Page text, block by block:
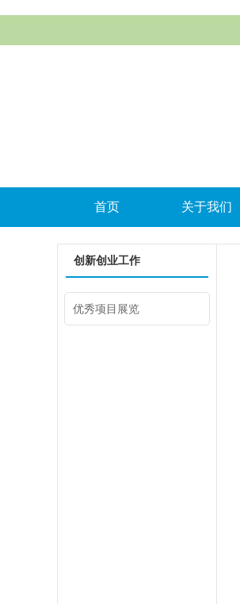
首页 关于我们
创新创业工作
优秀项目展览